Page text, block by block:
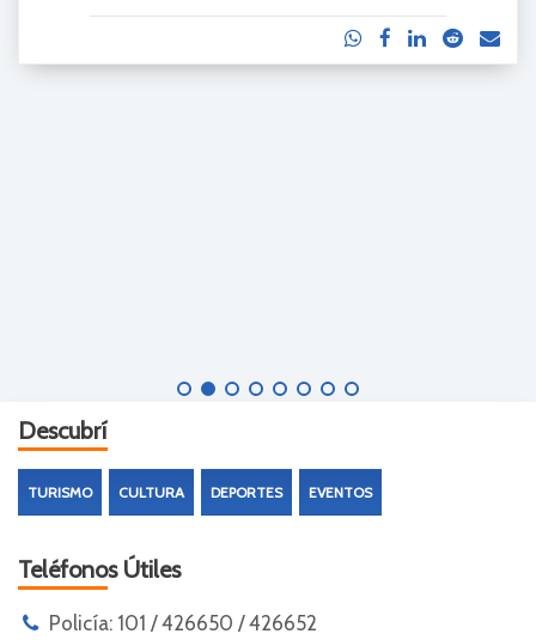
Descubrí
TURISMO CULTURA DEPORTES EVENTOS
Teléfonos Útiles
Policía: 101 / 426650 / 426652